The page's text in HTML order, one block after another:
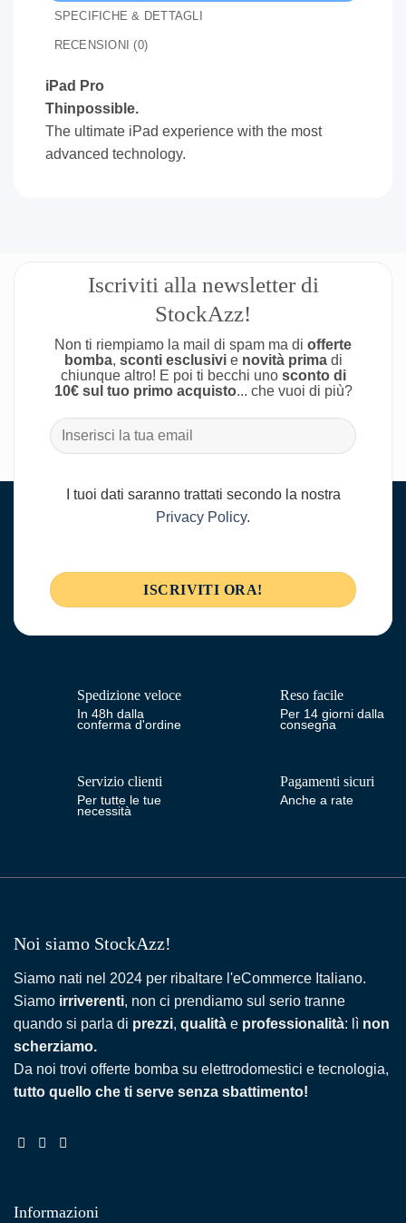
SPECIFICHE & DETTAGLI
RECENSIONI (0)
iPad Pro
Thinpossible.
The ultimate iPad experience with the most
advanced technology.
Iscriviti alla newsletter di
StockAzz!
Non ti riempiamo la mail di spam ma di offerte
bomba, sconti esclusivie novità primadi
chiunque altro! E poi ti becchi uno sconto di
10€ sul tuo primo acquisto... che vuoi di più?
I tuoi dati saranno trattati secondo la nostra
Privacy Policy.
Spedizione veloce
In 48h dalla
conferma d'ordine
Reso facile
Per 14 giorni dalla
consegna
Servizio clienti
Per tutte le tue
necessità
Pagamenti sicuri
Anche a rate
Noi siamo StockAzz!
Siamo nati nel 2024 per ribaltare l'eCommerce Italiano.
Siamo irriverenti, non ci prendiamo sul serio tranne
quando si parla di prezzi, qualità e professionalità: lì non
scherziamo.
Da noi trovi offerte bomba su elettrodomestici e tecnologia,
tutto quello che ti serve senza sbattimento!
Informazioni